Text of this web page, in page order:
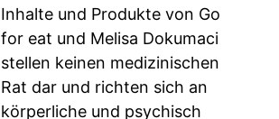
Inhalte und Produkte von Go
for eat und Melisa Dokumaci
stellen keinen medizinischen
Rat dar und richten sich an
körperliche und psychisch